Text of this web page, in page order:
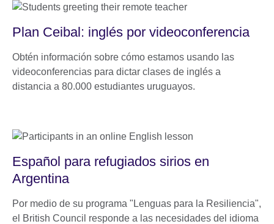
Plan Ceibal: inglés por videoconferencia
Obtén información sobre cómo estamos usando las
videoconferencias para dictar clases de inglés a
distancia a 80.000 estudiantes uruguayos.
Español para refugiados sirios en
Argentina
Por medio de su programa "Lenguas para la Resiliencia",
el British Council responde a las necesidades del idioma